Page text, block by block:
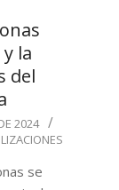
la
del
2024
se